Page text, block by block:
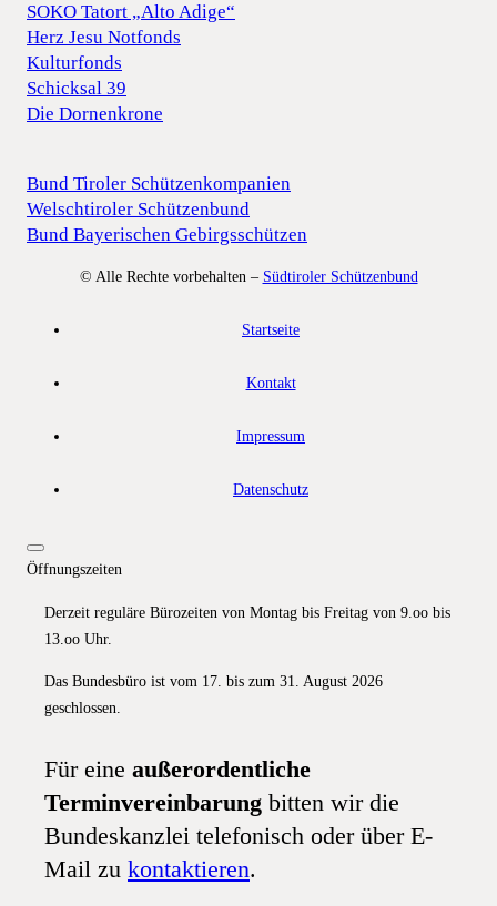
SOKO Tatort „Alto Adige“
Herz Jesu Notfonds
Kulturfonds
Schicksal 39
Die Dornenkrone
Bund Tiroler Schützenkompanien
Welschtiroler Schützenbund
Bund Bayerischen Gebirgsschützen
© Alle Rechte vorbehalten – Südtiroler Schützenbund
Startseite
Kontakt
Impressum
Datenschutz
Öffnungszeiten
Derzeit reguläre Bürozeiten von Montag bis Freitag von 9.oo bis
13.oo Uhr.
Das Bundesbüro ist vom 17. bis zum 31. August 2026
geschlossen.
Für eine außerordentliche
Terminvereinbarung bitten wir die
Bundeskanzlei telefonisch oder über E-
Mail zu kontaktieren.